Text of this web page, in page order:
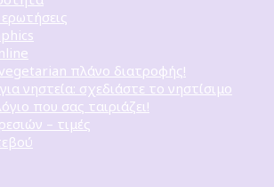
πλάνο διατροφής!
νηστεία: σχεδιάστε το νηστίσιμο
που σας ταιριάζει!
– τιμές